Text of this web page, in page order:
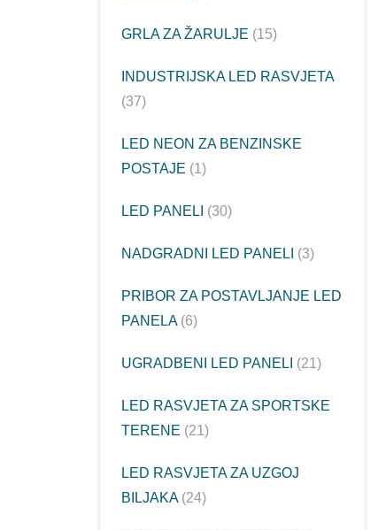
GRLA ZA ŽARULJE 15
INDUSTRIJSKA LED RASVJETA
37
LED NEON ZA BENZINSKE
POSTAJE
1
LED PANELI 30
NADGRADNI LED PANELI 3
PRIBOR ZA POSTAVLJANJE LED
PANELA 6
UGRADBENI LED PANELI 21
LED RASVJETA ZA SPORTSKE
TERENE
21
LED RASVJETA ZA UZGOJ
BILJAKA 24